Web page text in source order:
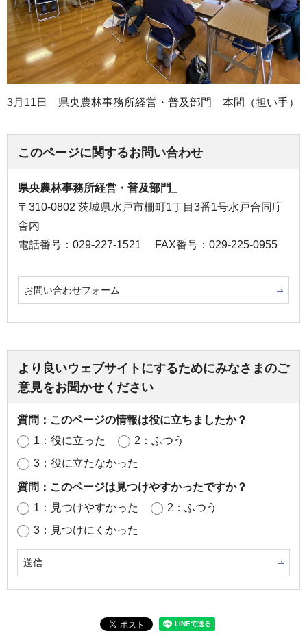
3月11日 県央農林事務所経営・普及部門 本間（担い手）
このページに関するお問い合わせ
県央農林事務所経営・普及部門_
〒310-0802 茨城県水戸市柵町1丁目3番1号水戸合同庁
舎内
電話番号：029-227-1521
FAX番号：029-225-0955
お問い合わせフォーム
より良いウェブサイトにするためにみなさまのご
意見をお聞かせください
質問：このページの情報は役に立ちましたか？
1：役に立った
2：ふつう
3：役に立たなかった
質問：このページは見つけやすかったですか？
1：見つけやすかった
2：ふつう
3：見つけにくかった